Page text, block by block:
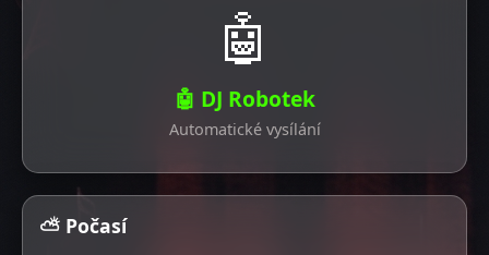
🤖
🤖 DJ Robotek
Automatické vysílání
⛅ Počasí